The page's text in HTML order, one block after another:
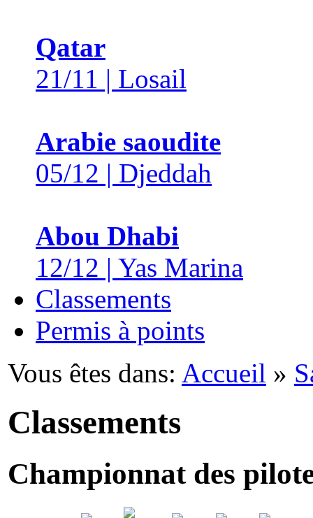
Qatar
21/11 | Losail
Arabie saoudite
05/12 | Djeddah
Abou Dhabi
12/12 | Yas Marina
Classements
Permis à points
Vous êtes dans: Accueil »
Classements
Championnat des